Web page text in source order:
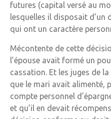
futures (capital versé au
lesquelles il disposait
qui ont un caractère
Mécontente de cette
l’épouse avait formé un
cassation. Et les juges de
que le mari avait alimenté,
compte personnel
et qu’il en devait